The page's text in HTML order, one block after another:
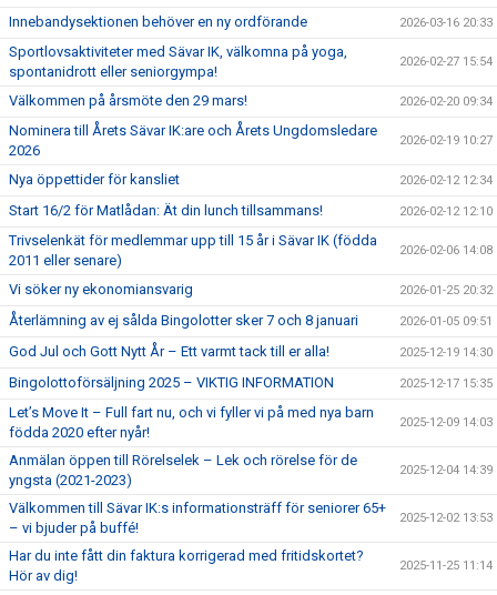
Innebandysektionen behöver en ny ordförande 2026-03-16 20:33
Sportlovsaktiviteter med Sävar IK, välkomna på yoga,
spontanidrott eller seniorgympa!
2026-02-27 15:54
Välkommen på årsmöte den 29 mars! 2026-02-20 09:34
Nominera till Årets Sävar IK:are och Årets Ungdomsledare
2026
2026-02-19 10:27
Nya öppettider för kansliet 2026-02-12 12:34
Start 16/2 för Matlådan: Ät din lunch tillsammans! 2026-02-12 12:10
Trivselenkät för medlemmar upp till 15 år i Sävar IK (födda
2011 eller senare)
2026-02-06 14:08
Vi söker ny ekonomiansvarig 2026-01-25 20:32
Återlämning av ej sålda Bingolotter sker 7 och 8 januari 2026-01-05 09:51
God Jul och Gott Nytt År – Ett varmt tack till er alla! 2025-12-19 14:30
Bingolottoförsäljning 2025 – VIKTIG INFORMATION 2025-12-17 15:35
Let’s Move It – Full fart nu, och vi fyller vi på med nya barn
födda 2020 efter nyår!
2025-12-09 14:03
Anmälan öppen till Rörelselek – Lek och rörelse för de
yngsta (2021-2023)
2025-12-04 14:39
Välkommen till Sävar IK:s informationsträff för seniorer 65+
– vi bjuder på buffé!
2025-12-02 13:53
Har du inte fått din faktura korrigerad med fritidskortet?
Hör av dig!
2025-11-25 11:14